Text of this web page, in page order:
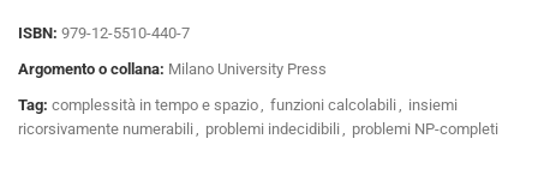
ISBN: 979-12-5510-440-7
Argomento o collana: Milano University Press
Tag: complessità in tempo e spazio funzioni calcolabili
insiemi
ricorsivamente numerabili
problemi indecidibili problemi NP-completi